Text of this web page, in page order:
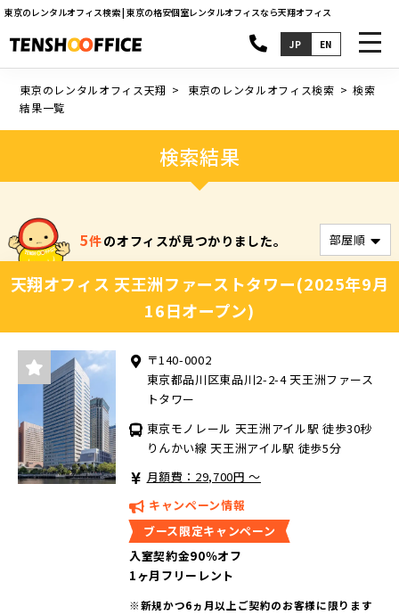
東京のレンタルオフィス検索 | 東京の格安個室レンタルオフィスなら天翔オフィス
JP EN
東京のレンタルオフィス天翔 東京のレンタルオフィス検索
検索
結果一覧
検索結果
5件のオフィスが見つかりました。
天翔オフィス 天王洲ファーストタワー(2025年9月
16日オープン)
〒140-0002
東京都品川区東品川2-2-4 天王洲ファース
トタワー
東京モノレール 天王洲アイル駅 徒歩30秒
りんかい線 天王洲アイル駅 徒歩5分
月額費：29,700円 ～
キャンペーン情報
ブース限定キャンペーン
入室契約金90％オフ
1ヶ月フリーレント
※新規かつ6ヵ月以上ご契約のお客様に限ります